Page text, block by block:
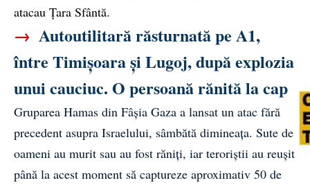
atacau Țara Sfântă.
→ Autoutilitară răsturnată pe A1,
între Timișoara și Lugoj, după explozia
unui cauciuc. O persoană rănită la cap
Gruparea Hamas din Fâșia Gaza a lansat un atac fără
precedent asupra Israelului, sâmbătă dimineața. Sute de
oameni au murit sau au fost răniți, iar teroriștii au reușit
până la acest moment să captureze aproximativ 50 de